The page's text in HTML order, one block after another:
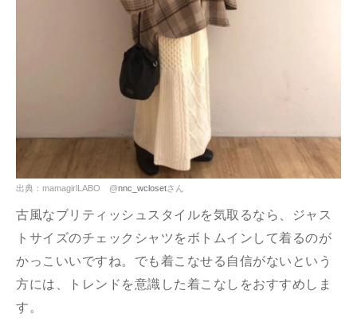
出典：mamagirlLABO @nnc_wclosetさん
古風なブリティッシュスタイルを気取るなら、ジャス
トサイズのチェックシャツをボトムインして着るのが
かっこいいですね。でも着こなせる自信がないという
方には、トレンドを意識した着こなしをおすすめしま
す。